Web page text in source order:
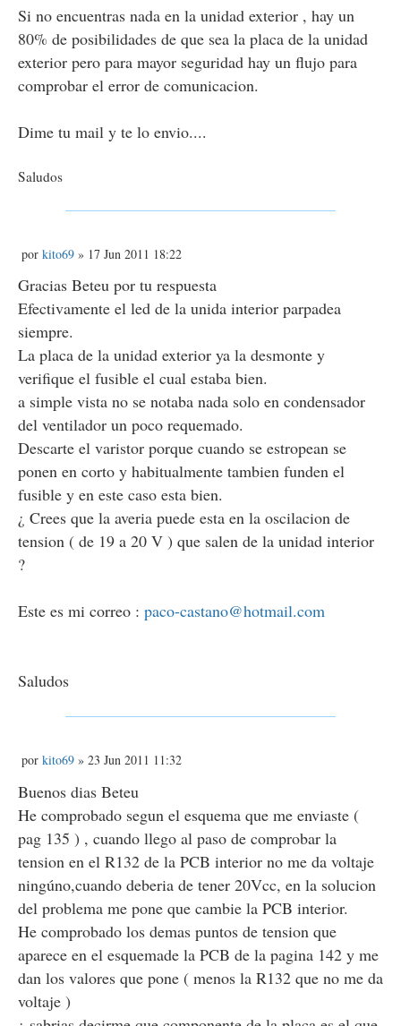
Si no encuentras nada en la unidad exterior , hay un
80% de posibilidades de que sea la placa de la unidad
exterior pero para mayor seguridad hay un flujo para
comprobar el error de comunicacion.
Dime tu mail y te lo envio....
Saludos
M
e
n
s
a
e
por kito69 » 17 Jun 2011 18:22
Gracias Beteu por tu respuesta
Efectivamente el led de la unida interior parpadea
siempre.
La placa de la unidad exterior ya la desmonte y
verifique el fusible el cual estaba bien.
a simple vista no se notaba nada solo en condensador
del ventilador un poco requemado.
Descarte el varistor porque cuando se estropean se
ponen en corto y habitualmente tambien funden el
fusible y en este caso esta bien.
¿ Crees que la averia puede esta en la oscilacion de
tension ( de 19 a 20 V ) que salen de la unidad interior
?
Este es mi correo : paco-castano@hotmail.com
Saludos
M
n
s
a
e
por kito69 » 23 Jun 2011 11:32
Buenos dias Beteu
He comprobado segun el esquema que me enviaste (
pag 135 ) , cuando llego al paso de comprobar la
tension en el R132 de la PCB interior no me da voltaje
ningúno,cuando deberia de tener 20Vcc, en la solucion
del problema me pone que cambie la PCB interior.
He comprobado los demas puntos de tension que
aparece en el esquemade la PCB de la pagina 142 y me
dan los valores que pone ( menos la R132 que no me da
voltaje )